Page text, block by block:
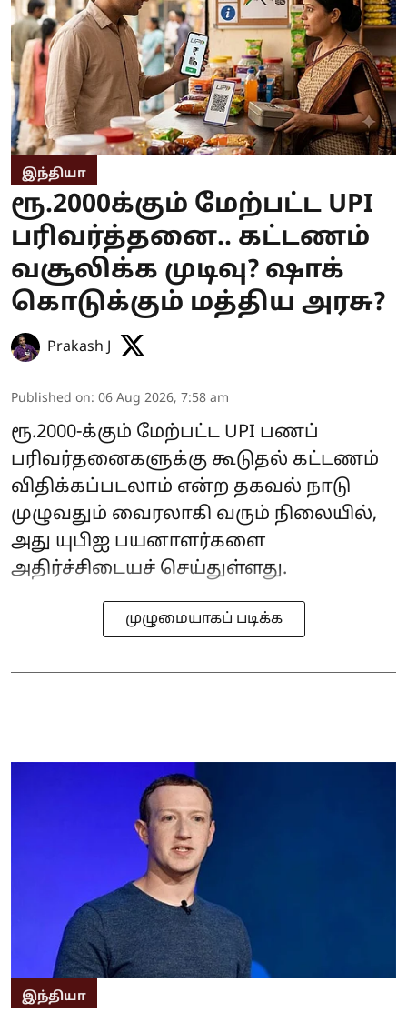
இந்தியா
ரூ.2000க்கும் மேற்பட்ட UPI
பரிவர்த்தனை.. கட்டணம்
வசூலிக்க முடிவு? ஷாக்
கொடுக்கும் மத்திய அரசு?
Prakash J
Published on: 06 Aug 2026, 7:58 am
ரூ.2000-க்கும் மேற்பட்ட UPI பணப்
பரிவர்தனைகளுக்கு கூடுதல் கட்டணம்
விதிக்கப்படலாம் என்ற தகவல் நாடு
முழுவதும் வைரலாகி வரும் நிலையில்,
அது யுபிஐ பயனாளர்களை
அதிர்ச்சிடையச் செய்துள்ளது.
முழுமையாகப் படிக்க
இந்தியா